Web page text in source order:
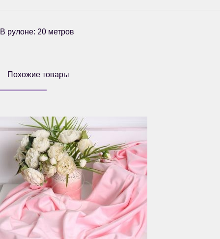
В рулоне: 20 метров
Похожие товары